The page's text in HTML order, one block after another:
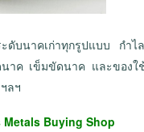
ะดับนาคเก่าทุกรูปแบบ ก
าค เข็มขัดนาค และของ
ลฯ
Buying Shop